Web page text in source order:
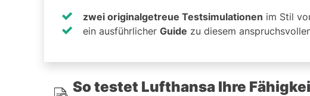
zwei originalgetreue Testsimulationen im Stil
ein ausführlicher Guide zu diesem
So testet Lufthansa Ihre